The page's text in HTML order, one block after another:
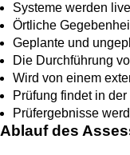
Systeme werden
Örtliche
Geplante und
Die Durchführung
Wird von einem
Prüfung findet in
Prüfergebnisse
Ablauf des